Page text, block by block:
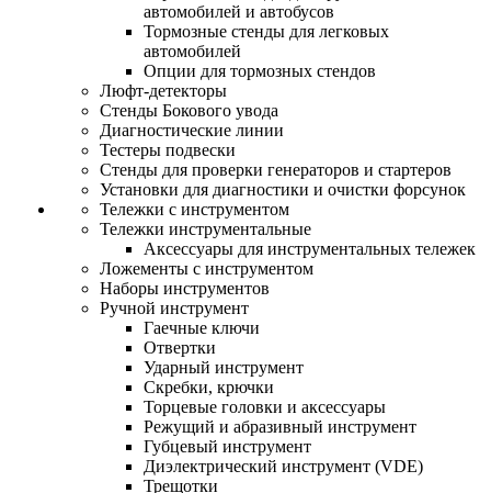
автомобилей и автобусов
Тормозные стенды для легковых
автомобилей
Опции для тормозных стендов
Люфт-детекторы
Стенды Бокового увода
Диагностические линии
Тестеры подвески
Стенды для проверки генераторов и стартеров
Установки для диагностики и очистки форсунок
Тележки с инструментом
Тележки инструментальные
Аксессуары для инструментальных тележек
Ложементы с инструментом
Наборы инструментов
Ручной инструмент
Гаечные ключи
Отвертки
Ударный инструмент
Скребки, крючки
Торцевые головки и аксессуары
Режущий и абразивный инструмент
Губцевый инструмент
Диэлектрический инструмент (VDE)
Трещотки